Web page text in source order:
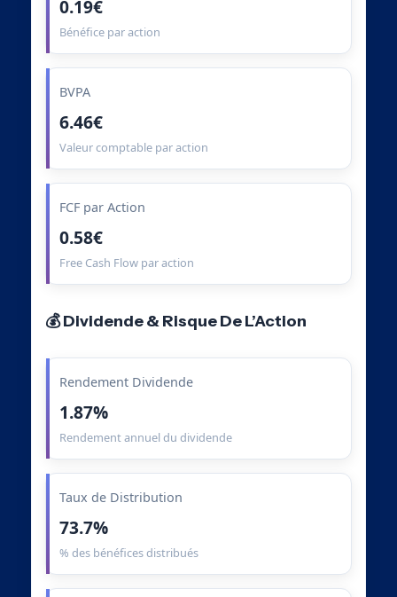
0.19€
Bénéfice par action
BVPA
6.46€
Valeur comptable par action
FCF par Action
0.58€
Free Cash Flow par action
💰 Dividende & Risque De L’Action
Rendement Dividende
1.87%
Rendement annuel du dividende
Taux de Distribution
73.7%
% des bénéfices distribués